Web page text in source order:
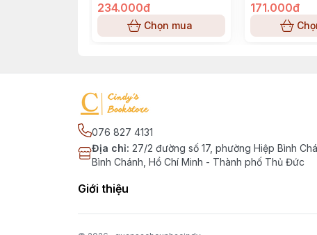
234.000đ
Chọn mua
171.000đ
076 827 4131
Địa chỉ: 27/2 đường số 17, phường Hiệp Bình
Bình Chánh, Hồ Chí Minh - Thành phố Thủ Đức
Giới thiệu